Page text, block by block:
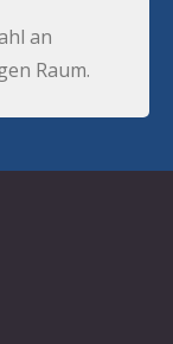
an
Raum.